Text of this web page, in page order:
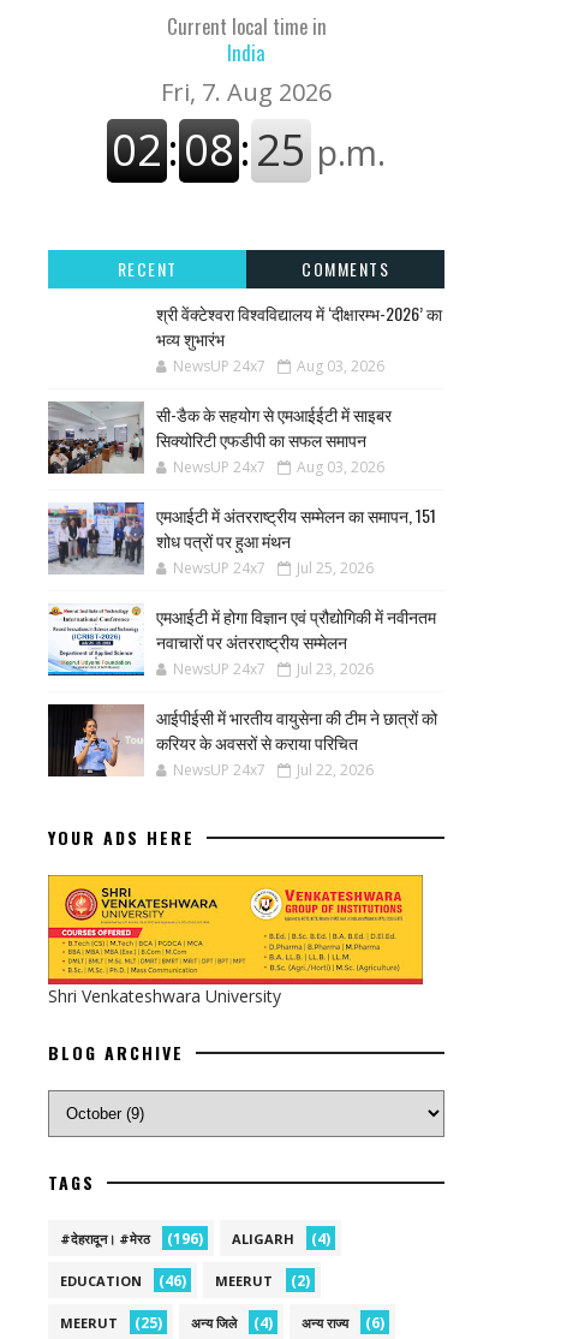
Current local time in
India
RECENT
COMMENTS
श्री वेंक्टेश्वरा विश्वविद्यालय में ‘दीक्षारम्भ-2026’ का
भव्य शुभारंभ
NewsUP 24x7 Aug 03, 2026
सी-डैक के सहयोग से एमआईईटी में साइबर
सिक्योरिटी एफडीपी का सफल समापन
NewsUP 24x7 Aug 03, 2026
एमआईटी में अंतरराष्ट्रीय सम्मेलन का समापन, 151
शोध पत्रों पर हुआ मंथन
NewsUP 24x7 Jul 25, 2026
एमआईटी में होगा विज्ञान एवं प्रौद्योगिकी में नवीनतम
नवाचारों पर अंतरराष्ट्रीय सम्मेलन
NewsUP 24x7 Jul 23, 2026
आईपीईसी में भारतीय वायुसेना की टीम ने छात्रों को
करियर के अवसरों से कराया परिचित
NewsUP 24x7 Jul 22, 2026
YOUR ADS HERE
Shri Venkateshwara University
BLOG ARCHIVE
TAGS
#देहरादून। #मेरठ (196) ALIGARH (4)
EDUCATION (46) MEERUT (2)
MEERUT (25) अन्य जिले (4) अन्य राज्य (6)